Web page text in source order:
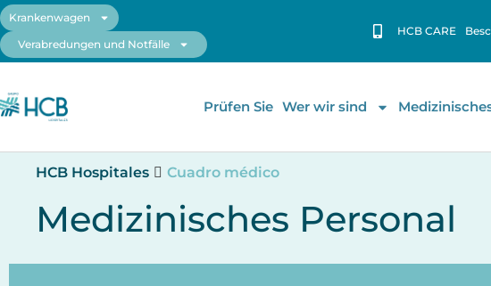
Krankenwagen
Verabredungen und Notfälle
HCB CARE
Prüfen Sie Wer wir sind
HCB Hospitales Cuadro médico
Medizinisches Personal